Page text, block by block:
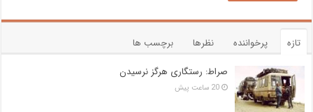
تازه پرخواننده نظرها
برچسب ها
صراط: رستگاری هرگز نرسیدن
20 ساعت پیش